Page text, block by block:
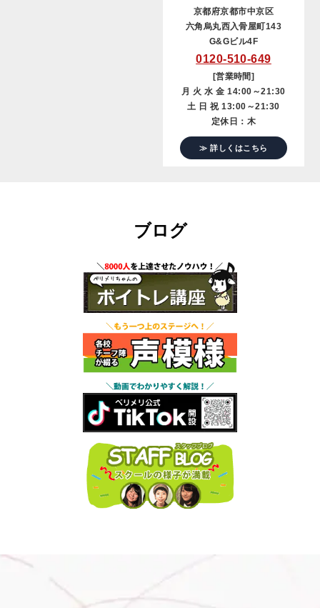
京都府京都市中京区
六角烏丸西入骨屋町143
G&Gビル4F
0120-510-649
[営業時間]
月 火 水 金 14:00～21:30
土 日 祝 13:00～21:30
定休日：木
≫ 詳しくはこちら
ブログ